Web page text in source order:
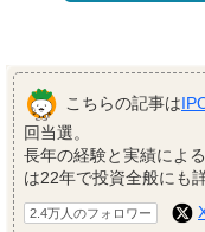
こちらの記事は
回当選。
長年の経験と実績によ
は22年で投資全般にも
2.4万人のフォロワー